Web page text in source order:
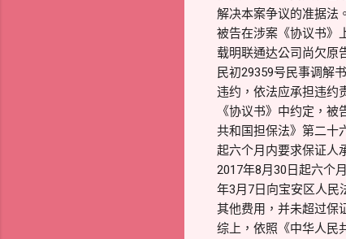
解决本案争议的准据法。
被告在涉案《协议书》
载明联通达公司尚欠原
民初29359号民事调解
违约，依法应承担违约
《协议书》中约定，
共和国担保法》第二十
起六个月内要求保证人
2017年8月30日起六个
年3月7日向宝安区人民
其他费用，并未超过保
综上，依照《中华人民